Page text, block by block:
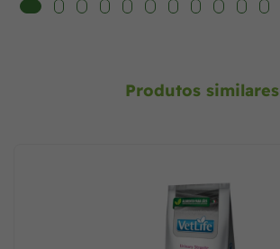
Produtos similares